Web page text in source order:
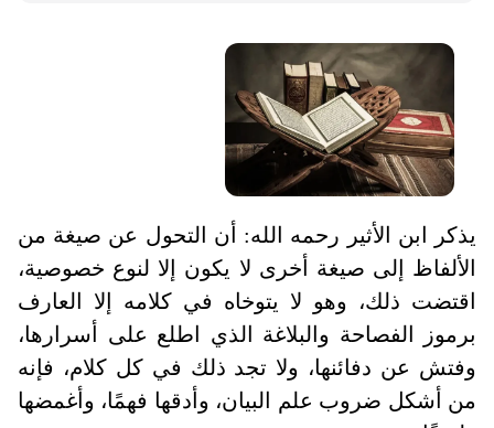
يذكر ابن الأثير رحمه الله: أن التحول عن صيغة من
الألفاظ إلى صيغة أخرى لا يكون إلا لنوع خصوصية،
اقتضت ذلك، وهو لا يتوخاه في كلامه إلا العارف
برموز الفصاحة والبلاغة الذي اطلع على أسرارها،
وفتش عن دفائنها، ولا تجد ذلك في كل كلام، فإنه
من أشكل ضروب علم البيان، وأدقها فهمًا، وأغمضها